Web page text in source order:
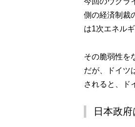
側の経済制裁
は1次エネル
その脆弱性を
だが、ドイツ
されると、ド
日本政